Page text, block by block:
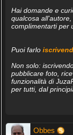
Hai domande e
qualcosa
complimentarti per
Puoi farlo
Non solo:
pubblicare foto,
funzionalità di
per tutti, dal
Obbes